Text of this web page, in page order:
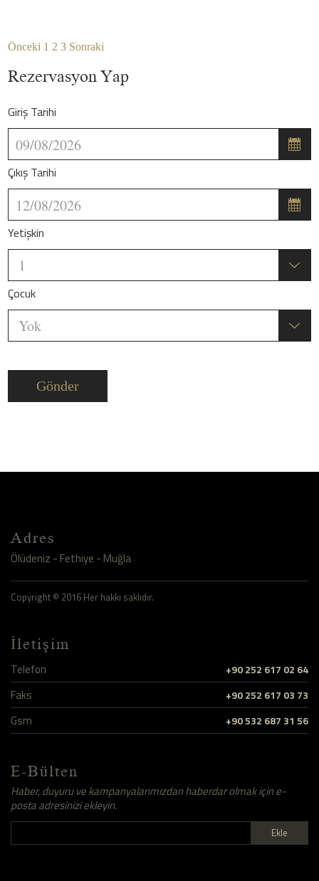
Önceki 1 2 3 Sonraki
Rezervasyon Yap
Giriş Tarihi
Çıkış Tarihi
Yetişkin
Çocuk
Gönder
Adres
Ölüdeniz - Fethiye - Muğla
Copyright © 2016 Her hakkı saklıdır.
İletişim
Telefon +90 252 617 02 64
Faks +90 252 617 03 73
Gsm +90 532 687 31 56
E-Bülten
Haber, duyuru ve kampanyalarımızdan haberdar olmak için e-
posta adresinizi ekleyin.
Ekle